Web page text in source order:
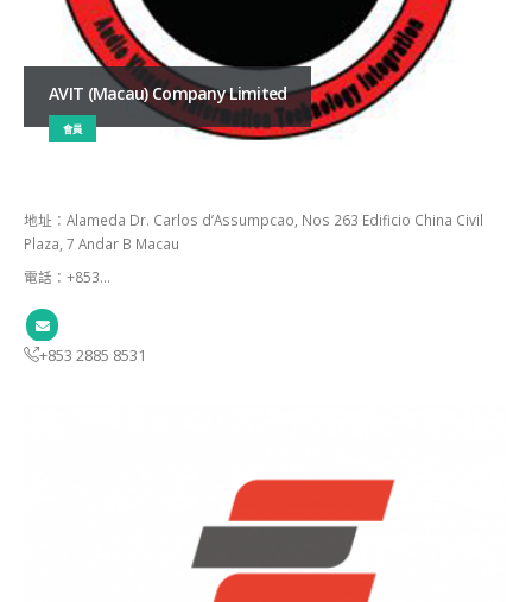
AVIT (Macau) Company Limited
會員
地址：Alameda Dr. Carlos d’Assumpcao, Nos 263 Edificio China Civil
Plaza, 7 Andar B Macau
電話：+853…
+853 2885 8531